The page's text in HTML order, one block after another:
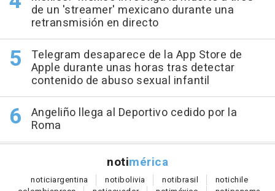
de un 'streamer' mexicano durante una
retransmisión en directo
Telegram desaparece de la App Store de
Apple durante unas horas tras detectar
contenido de abuso sexual infantil
Angeliño llega al Deportivo cedido por la
Roma
notimérica
noticiargentina notibolivia notibrasil notichile